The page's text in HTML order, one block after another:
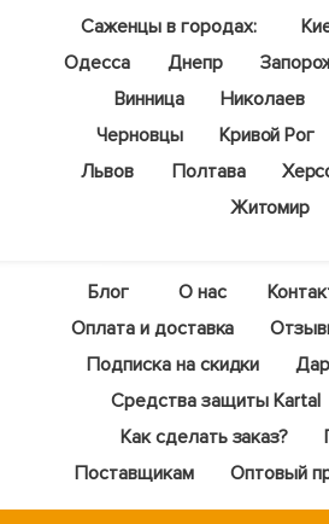
Саженцы в городах:
Одесса
Днепр
Винница
Николаев
Черновцы
Кривой Рог
Львов
Полтава
Житомир
Блог О нас
Оплата и доставка
Подписка на скидки
Средства защиты Kartal
Как сделать заказ?
Поставщикам
Оптовый